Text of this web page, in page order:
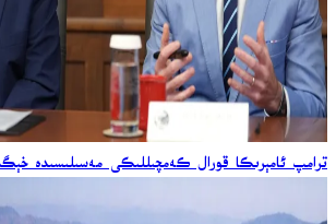
ترامپ ئامېرىكا قورال كەمچىللىكى مەسىلىسىدە